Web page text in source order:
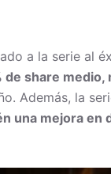
a la serie al
de share
Además, la
una mejora en